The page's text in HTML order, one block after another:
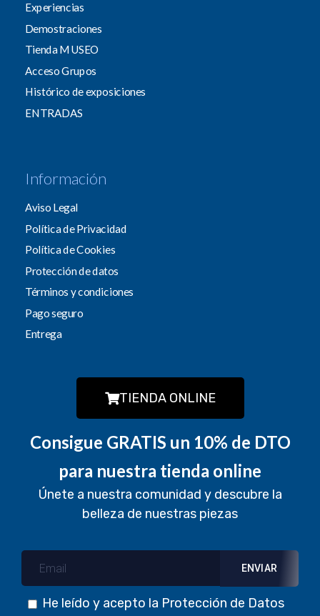
Experiencias
Demostraciones
Tienda MUSEO
Acceso Grupos
Histórico de exposiciones
ENTRADAS
Información
Aviso Legal
Política de Privacidad
Política de Cookies
Protección de datos
Términos y condiciones
Pago seguro
Entrega
TIENDA ONLINE
Consigue GRATIS un 10% de DTO
para nuestra tienda online
Únete a nuestra comunidad y descubre la
belleza de nuestras piezas
He leído y acepto la Protección de Datos